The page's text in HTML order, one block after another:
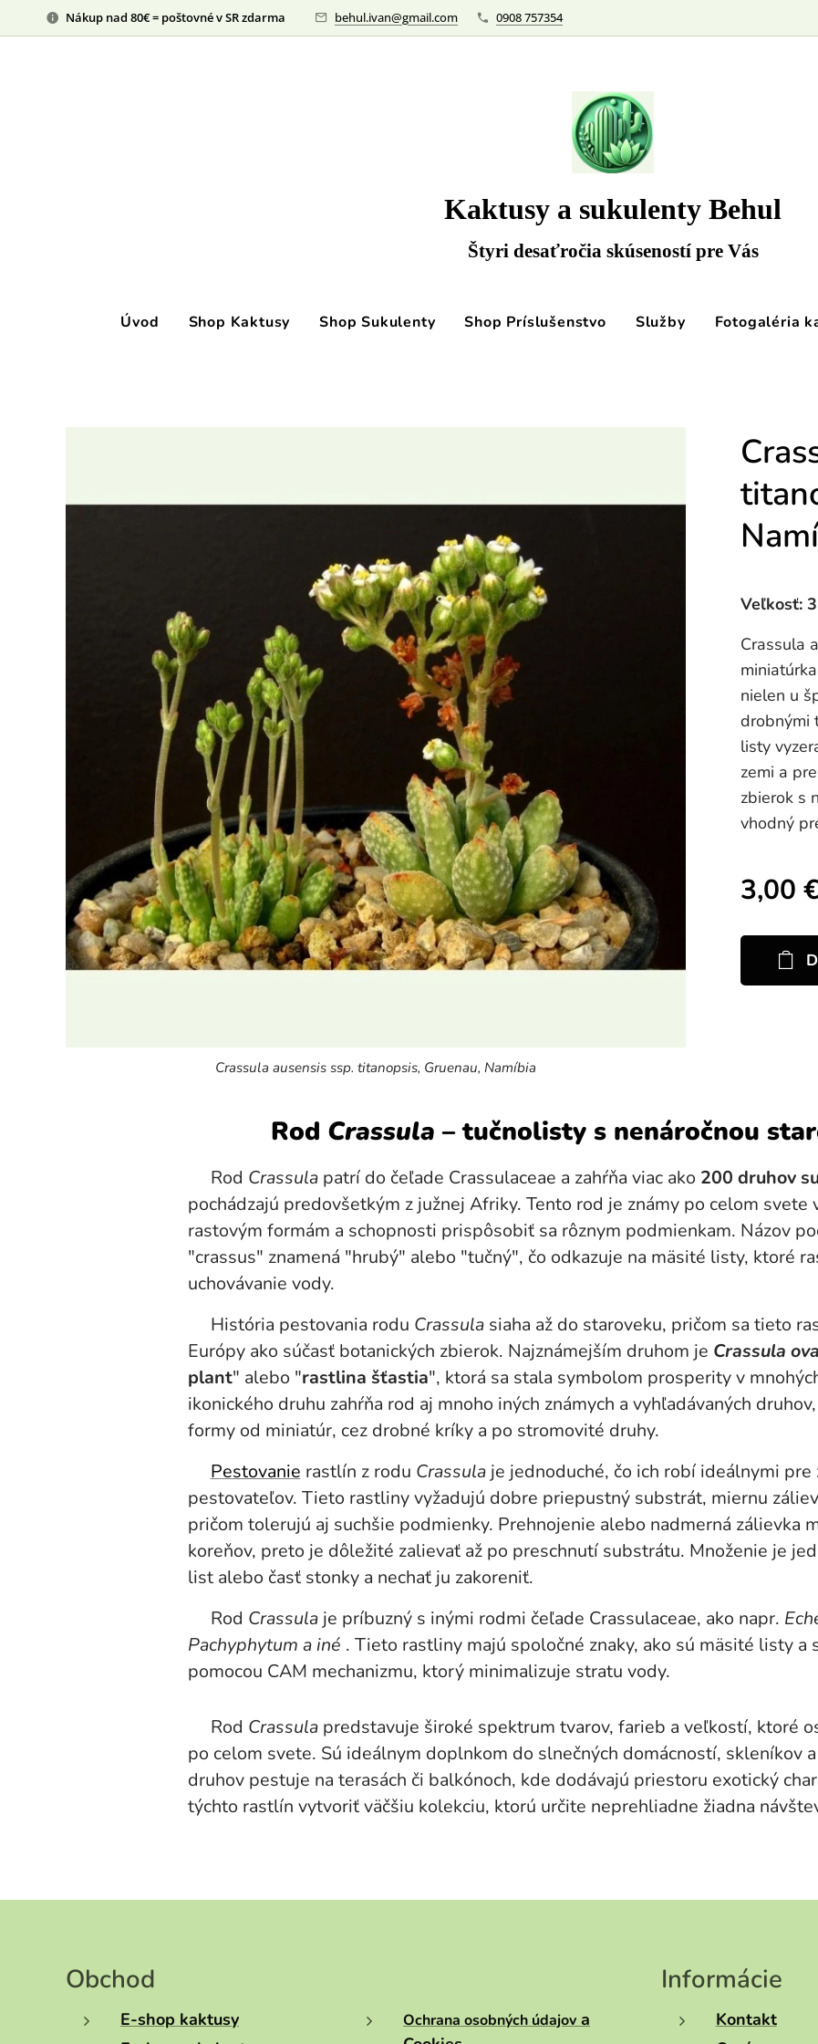
Nákup nad 80€ = poštovné v SR zdarma behul.ivan@gmail.com 0908 757354
Kaktusy a sukulenty Behul
Štyri desaťročia skúseností pre Vás
Úvod Shop Kaktusy Shop Sukulenty Shop Príslušenstvo Služby Fotogaléria
Crassula ausensis ssp. titanopsis, Gruenau, Namíbia
Veľkosť:
Crassula
nielen u
drobnými
listy
zemi a
zbierok s
vhodný
3,00
Rod Crassula – tučnolisty s nenáročnou
Rod Crassulapatrí do čeľade Crassulaceae a zahŕňa viac ako 200 druhov
pochádzajú predovšetkým z južnej Afriky. Tento rod je známy po celom svete
rastovým formám a schopnosti prispôsobiť sa rôznym podmienkam. Názov
"crassus" znamená "hrubý" alebo "tučný", čo odkazuje na mäsité listy, ktoré
uchovávanie vody.
História pestovania rodu Crassulasiaha až do staroveku, pričom sa tieto
Európy ako súčasť botanických zbierok. Najznámejším druhom je Crassula
plant" alebo "rastlina šťastia", ktorá sa stala symbolom prosperity v
ikonického druhu zahŕňa rod aj mnoho iných známych a vyhľadávaných
formy od miniatúr, cez drobné kríky a po stromovité druhy.
Pestovanie rastlín z rodu Crassulaje jednoduché, čo ich robí ideálnymi pre
pestovateľov. Tieto rastliny vyžadujú dobre priepustný substrát, miernu
pričom tolerujú aj suchšie podmienky. Prehnojenie alebo nadmerná zálievka
koreňov, preto je dôležité zalievať až po preschnutí substrátu. Množenie je
list alebo časť stonky a nechať ju zakoreniť.
Rod Crassulaje príbuzný s inými rodmi čeľade Crassulaceae, ako napr.
Pachyphytum a iné . Tieto rastliny majú spoločné znaky, ako sú mäsité listy a
pomocou CAM mechanizmu, ktorý minimalizuje stratu vody.
Rod Crassulapredstavuje široké spektrum tvarov, farieb a veľkostí, ktoré
po celom svete. Sú ideálnym doplnkom do slnečných domácností, skleníkov
druhov pestuje na terasách či balkónoch, kde dodávajú priestoru exotický
týchto rastlín vytvoriť väčšiu kolekciu, ktorú určite neprehliadne žiadna
Obchod
E-shop kaktusy
Ochrana osobných údajov a
Informácie
Kontakt